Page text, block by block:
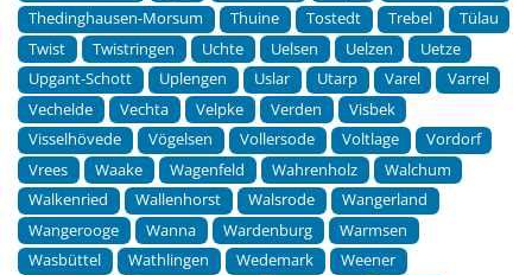
Thedinghausen-Morsum
Thuine Tostedt Trebel
Tülau
Twist
Twistringen Uchte Uelsen Uelzen
Uetze
Upgant-Schott
Uplengen Uslar Utarp Varel
Varrel
Vechelde
Vechta Velpke Verden
Visbek
Visselhövede
Vögelsen Vollersode Voltlage
Vordorf
Vrees
Waake Wagenfeld Wahrenholz
Walchum
Walkenried
Wallenhorst Walsrode
Wangerland
Wangerooge
Wanna Wardenburg
Warmsen
Wasbüttel
Wathlingen Wedemark
Weener